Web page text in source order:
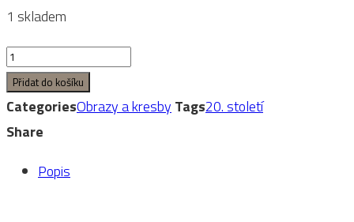
1 skladem
Jan
B.
Weigert:
Plachetnice
přístavu
Přidat do košíku
CategoriesObrazy a kresbyTags20. století
Share
Popis